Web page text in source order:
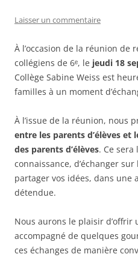
Laisser un commentaire
À l’occasion de la réunion de
collégiens de 6ᵉ, le jeudi 18
Collège Sabine Weiss est
familles à un moment
À l’issue de la réunion, nous
entre les parents d’élèves et
des parents d’élèves. Ce sera
connaissance, d’échanger
partager vos idées, dans une
détendue.
Nous aurons le plaisir d’offrir
accompagné de quelques
ces échanges de manière